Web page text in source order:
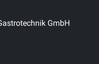
GmbH